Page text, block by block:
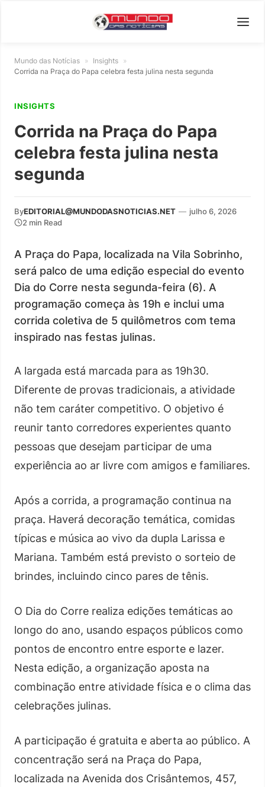
Mundo das Notícias » Insights »
Corrida na Praça do Papa celebra festa julina nesta segunda
INSIGHTS
Corrida na Praça do Papa
celebra festa julina nesta
segunda
ByEDITORIAL@MUNDODASNOTICIAS.NET — julho 6, 2026
2 min Read
A Praça do Papa, localizada na Vila Sobrinho,
será palco de uma edição especial do evento
Dia do Corre nesta segunda-feira (6). A
programação começa às 19h e inclui uma
corrida coletiva de 5 quilômetros com tema
inspirado nas festas julinas.
A largada está marcada para as 19h30.
Diferente de provas tradicionais, a atividade
não tem caráter competitivo. O objetivo é
reunir tanto corredores experientes quanto
pessoas que desejam participar de uma
experiência ao ar livre com amigos e familiares.
Após a corrida, a programação continua na
praça. Haverá decoração temática, comidas
típicas e música ao vivo da dupla Larissa e
Mariana. Também está previsto o sorteio de
brindes, incluindo cinco pares de tênis.
O Dia do Corre realiza edições temáticas ao
longo do ano, usando espaços públicos como
pontos de encontro entre esporte e lazer.
Nesta edição, a organização aposta na
combinação entre atividade física e o clima das
celebrações julinas.
A participação é gratuita e aberta ao público. A
concentração será na Praça do Papa,
localizada na Avenida dos Crisântemos, 457,